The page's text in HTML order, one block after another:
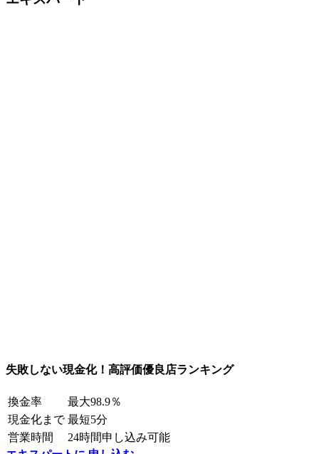
失敗しない現金化！高評価優良店ランキング
換金率
最大98.9％
現金化まで 最短5分
営業時間
24時間申し込み可能